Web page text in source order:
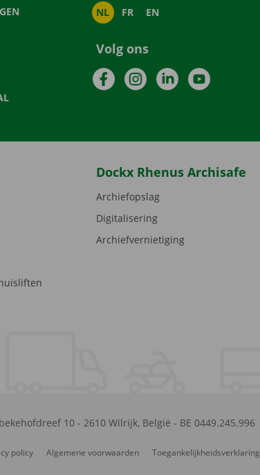
NL FR EN
Volg ons
FacebookInstagramLinkedInYouTube
Dockx Rhenus Archisafe
Archiefopslag
Digitalisering
Archiefvernietiging
10- 2610 Wilrijk, België - BE 0449.245.996
policy Algemene voorwaarden Toegankelijkheidsverklaring